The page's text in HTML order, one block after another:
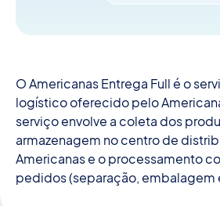
O Americanas Entrega Full é o
logístico oferecido pelo
serviço envolve a coleta dos
armazenagem no centro de
Americanas e o processamento
pedidos (separação, embalagem